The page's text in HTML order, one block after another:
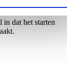
in dat het starten